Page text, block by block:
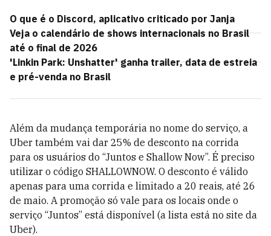
O que é o Discord, aplicativo criticado por Janja
Veja o calendário de shows internacionais no Brasil
até o final de 2026
'Linkin Park: Unshatter' ganha trailer, data de estreia
e pré-venda no Brasil
Além da mudança temporária no nome do serviço, a
Uber também vai dar 25% de desconto na corrida
para os usuários do “Juntos e Shallow Now”. É preciso
utilizar o código SHALLOWNOW. O desconto é válido
apenas para uma corrida e limitado a 20 reais, até 26
de maio. A promoção só vale para os locais onde o
serviço “Juntos” está disponível (a lista está no site da
Uber).